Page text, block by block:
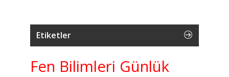
Etiketler
Fen Bilimleri Günlük